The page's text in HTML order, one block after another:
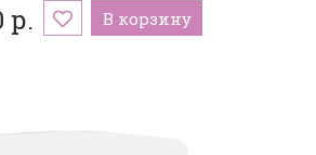
р. В корзину